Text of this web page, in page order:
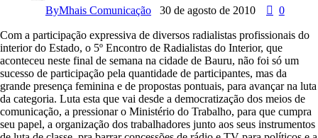
n
t
r
o
d
o
I
n
t
ByMhais Comunicação 30 de agosto de 2010 0
Com a participação expressiva de diversos radialistas profissionais do
interior do Estado, o 5º Encontro de Radialistas do Interior, que
aconteceu neste final de semana na cidade de Bauru, não foi só um
sucesso de participação pela quantidade de participantes, mas da
grande presença feminina e de propostas pontuais, para avançar na luta
da categoria. Luta esta que vai desde a democratização dos meios de
comunicação, a pressionar o Ministério do Trabalho, para que cumpra
seu papel, a organização dos trabalhadores junto aos seus instrumentos